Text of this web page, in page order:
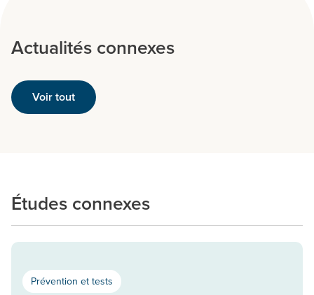
Actualités connexes
Voir tout
Études connexes
Prévention et tests